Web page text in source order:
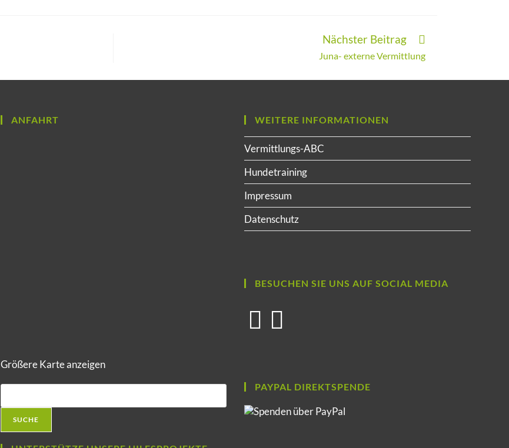
Nächster Beitrag
Juna- externe Vermittlung
ANFAHRT
Größere Karte anzeigen
SUCHE
WEITERE INFORMATIONEN
Vermittlungs-ABC
Hundetraining
Impressum
Datenschutz
BESUCHEN SIE UNS AUF SOCIAL MEDIA
PAYPAL DIREKTSPENDE